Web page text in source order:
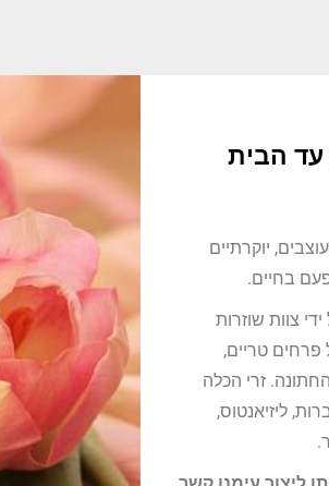
עד הבית
יוקרתיים
צוות שוזרות
פרחים טריים,
זרי הכלה
ליזיאנטוס,